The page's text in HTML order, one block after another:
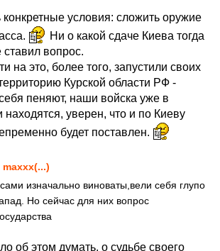
условия: сложить оружие
Ни о какой сдаче Киева тогда
вопрос.
на это, более того, запустили своих
Курской области РФ -
пеняют, наши войска уже в
находятся, уверен, что и по Киеву
будет поставлен.
maxxx(...)
изначально виноваты,вели себя глупо
Но сейчас для них вопрос
об этом думать, о судьбе своего